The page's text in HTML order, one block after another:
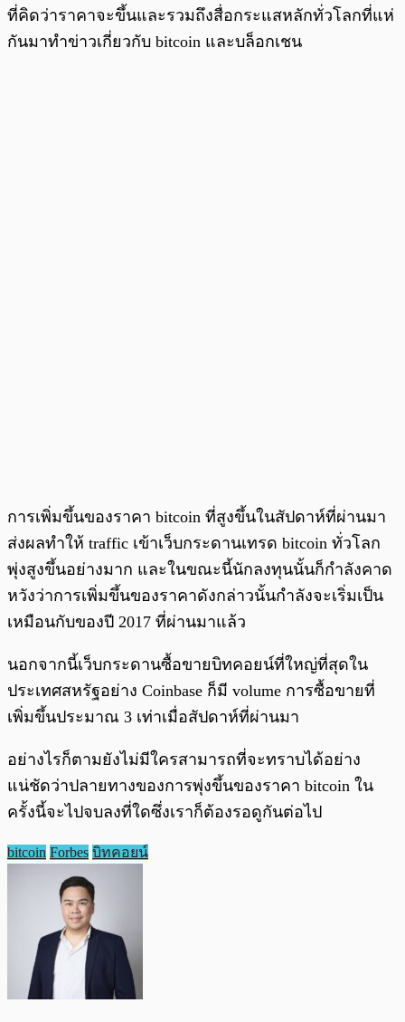
ที่คิดว่าราคาจะขึ้นและรวมถึงสื่อกระแสหลักทั่วโลกที่แห่
กันมาทำข่าวเกี่ยวกับ bitcoin และบล็อกเชน
การเพิ่มขึ้นของราคา bitcoin ที่สูงขึ้นในสัปดาห์ที่ผ่านมา
ส่งผลทำให้ traffic เข้าเว็บกระดานเทรด bitcoin ทั่วโลก
พุ่งสูงขึ้นอย่างมาก และในขณะนี้นักลงทุนนั้นก็กำลังคาด
หวังว่าการเพิ่มขึ้นของราคาดังกล่าวนั้นกำลังจะเริ่มเป็น
เหมือนกับของปี 2017 ที่ผ่านมาแล้ว
นอกจากนี้เว็บกระดานซื้อขายบิทคอยน์ที่ใหญ่ที่สุดใน
ประเทศสหรัฐอย่าง Coinbase ก็มี volume การซื้อขายที่
เพิ่มขึ้นประมาณ 3 เท่าเมื่อสัปดาห์ที่ผ่านมา
อย่างไรก็ตามยังไม่มีใครสามารถที่จะทราบได้อย่าง
แน่ชัดว่าปลายทางของการพุ่งขึ้นของราคา bitcoin ใน
ครั้งนี้จะไปจบลงที่ใดซึ่งเราก็ต้องรอดูกันต่อไป
bitcoin Forbes บิทคอยน์